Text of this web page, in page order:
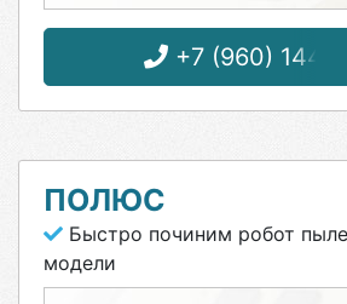
+7 (960) 144-
ПОЛЮС
Быстро починим робот
модели